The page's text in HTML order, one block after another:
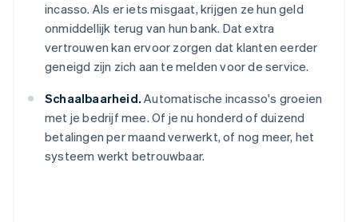
incasso. Als er iets misgaat, krijgen ze hun geld
onmiddellijk terug van hun bank. Dat extra
vertrouwen kan ervoor zorgen dat klanten eerder
geneigd zijn zich aan te melden voor de service.
Schaalbaarheid. Automatische incasso's groeien
met je bedrijf mee. Of je nu honderd of duizend
betalingen per maand verwerkt, of nog meer, het
systeem werkt betrouwbaar.